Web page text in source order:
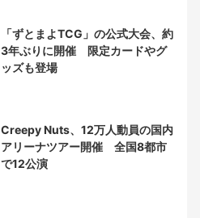
「ずとまよTCG」の公式大会、約
3年ぶりに開催 限定カードやグ
ッズも登場
Creepy Nuts、12万人動員の国内
アリーナツアー開催 全国8都市
で12公演